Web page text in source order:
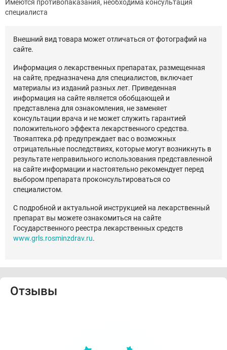
Имеются противопаказания, необходима консультация
специалиста
Внешний вид товара может отличаться от фотографий на
сайте.
Информация о лекарственных препаратах, размещенная
на сайте, предназначена для специалистов, включает
материалы из изданий разных лет. Приведенная
информация на сайте является обобщающей и
представлена для ознакомления, не заменяет
консультации врача и не может служить гарантией
положительного эффекта лекарственного средства.
Твояаптека.рф предупреждает вас о возможных
отрицательные последствиях, которые могут возникнуть в
результате неправильного использования представленной
на сайте информации и настоятельно рекомендует перед
выбором препарата проконсультироваться со
специалистом.
С подробной и актуальной инструкцией на лекарственный
препарат вы можете ознакомиться на сайте
Государственного реестра лекарственных средств
www.grls.rosminzdrav.ru.
Отзывы